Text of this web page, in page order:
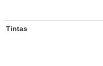
Tintas